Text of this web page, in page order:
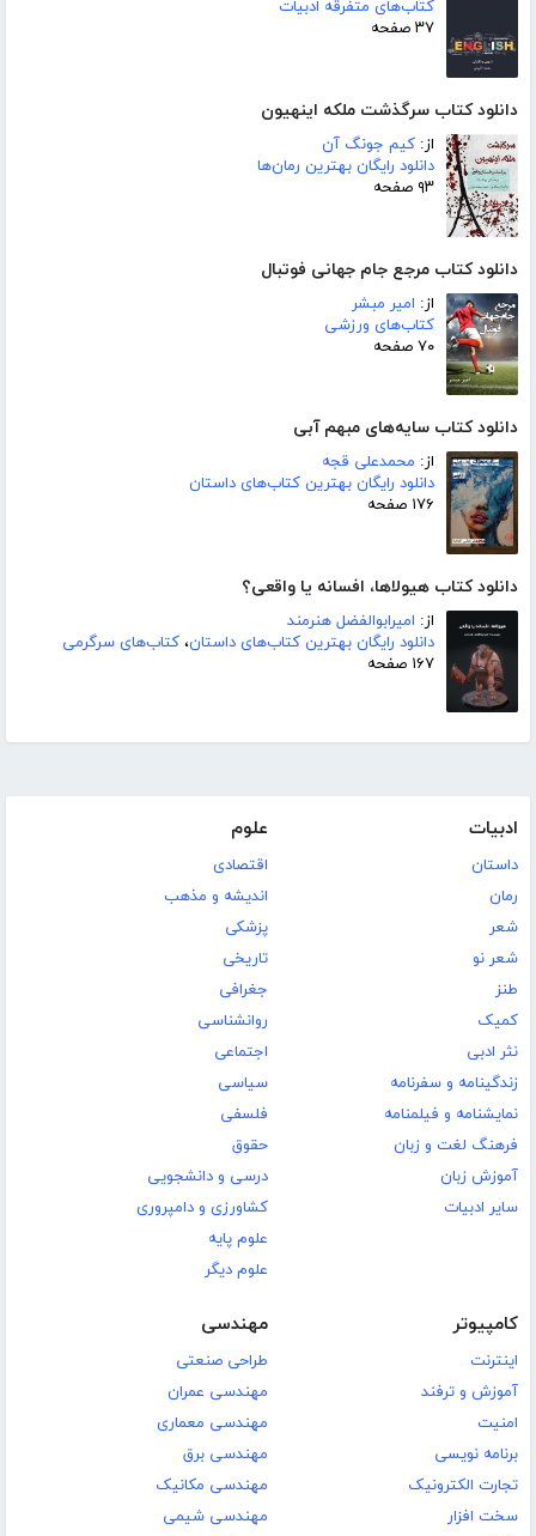
کتاب‌های متفرقه ادبیات
۳۷ صفحه
دانلود کتاب سرگذشت ملکه اینهیون
از: کیم جونگ آن
دانلود رایگان بهترین رمان‌ها
۹۳ صفحه
دانلود کتاب مرجع جام جهانی فوتبال
از: امیر مبشر
کتاب‌های ورزشی
۷۰ صفحه
دانلود کتاب سایه‌های مبهم آبی
از: محمدعلی قجه
دانلود رایگان بهترین کتاب‌های داستان
۱۷۶ صفحه
دانلود کتاب هیولاها، افسانه یا واقعی؟
از: امیرابوالفضل هنرمند
دانلود رایگان بهترین کتاب‌های داستان، کتاب‌های سرگرمی
۱۶۷ صفحه
ادبیات
داستان
رمان
شعر
شعر نو
طنز
کمیک
نثر ادبی
زندگینامه و سفرنامه
نمایشنامه و فیلمنامه
فرهنگ لغت و زبان
آموزش زبان
سایر ادبیات
علوم
اقتصادی
اندیشه و مذهب
پزشکی
تاریخی
جغرافی
روانشناسی
اجتماعی
سیاسی
فلسفی
حقوق
درسی و دانشجویی
کشاورزی و دامپروری
علوم پایه
علوم دیگر
کامپیوتر
اینترنت
آموزش و ترفند
امنیت
برنامه نویسی
تجارت الکترونیک
سخت افزار
مهندسی
طراحی صنعتی
مهندسی عمران
مهندسی معماری
مهندسی برق
مهندسی مکانیک
مهندسی شیمی